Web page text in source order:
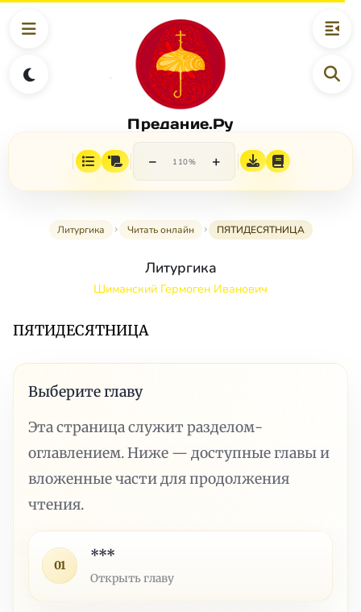
Предание.Ру
− 110% +
Литургика Читать онлайн ПЯТИДЕСЯТНИЦА
Литургика
Шиманский Гермоген Иванович
ПЯТИДЕСЯТНИЦА
Выберите главу
Эта страница служит разделом-
оглавлением. Ниже — доступные главы и
вложенные части для продолжения
чтения.
01
***
Открыть главу